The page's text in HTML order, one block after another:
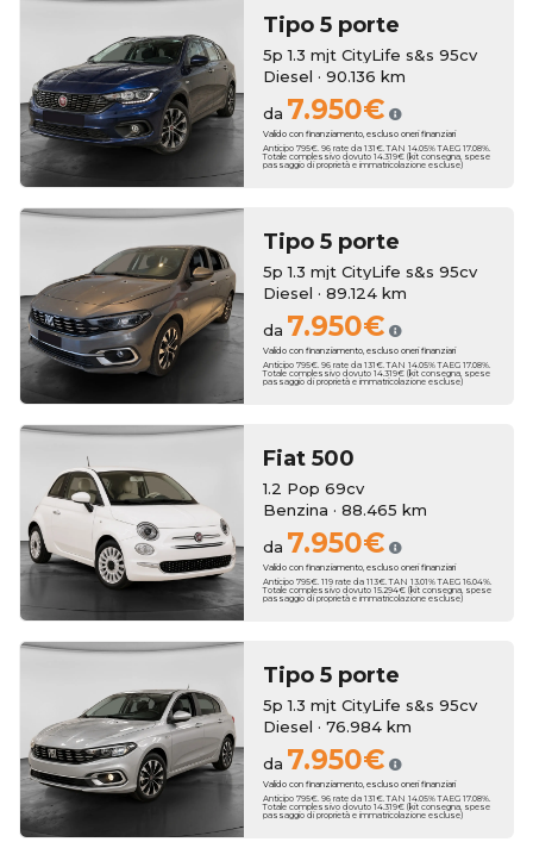
Tipo 5 porte
5p 1.3 mjt CityLife s&s 95cv
Diesel · 90.136 km
da 7.950€
Valido con finanziamento, escluso oneri finanziari
Anticipo 795€. 96 rate da 131€. TAN 14.05% TAEG 17.08%.
Totale complessivo dovuto 14.319€ (kit consegna, spese
passaggio di proprietà e immatricolazione escluse)
Tipo 5 porte
5p 1.3 mjt CityLife s&s 95cv
Diesel · 89.124 km
da 7.950€
Valido con finanziamento, escluso oneri finanziari
Anticipo 795€. 96 rate da 131€. TAN 14.05% TAEG 17.08%.
Totale complessivo dovuto 14.319€ (kit consegna, spese
passaggio di proprietà e immatricolazione escluse)
Fiat 500
1.2 Pop 69cv
Benzina · 88.465 km
da 7.950€
Valido con finanziamento, escluso oneri finanziari
Anticipo 795€. 119 rate da 113€. TAN 13.01% TAEG 16.04%.
Totale complessivo dovuto 15.294€ (kit consegna, spese
passaggio di proprietà e immatricolazione escluse)
Tipo 5 porte
5p 1.3 mjt CityLife s&s 95cv
Diesel · 76.984 km
da 7.950€
Valido con finanziamento, escluso oneri finanziari
Anticipo 795€. 96 rate da 131€. TAN 14.05% TAEG 17.08%.
Totale complessivo dovuto 14.319€ (kit consegna, spese
passaggio di proprietà e immatricolazione escluse)